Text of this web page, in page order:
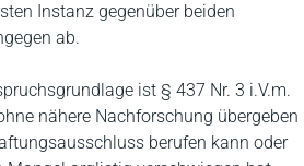
Instanz gegenüber beiden
ab.
ist § 437 Nr. 3 i.V.m.
nähere Nachforschung übergeben
berufen kann oder